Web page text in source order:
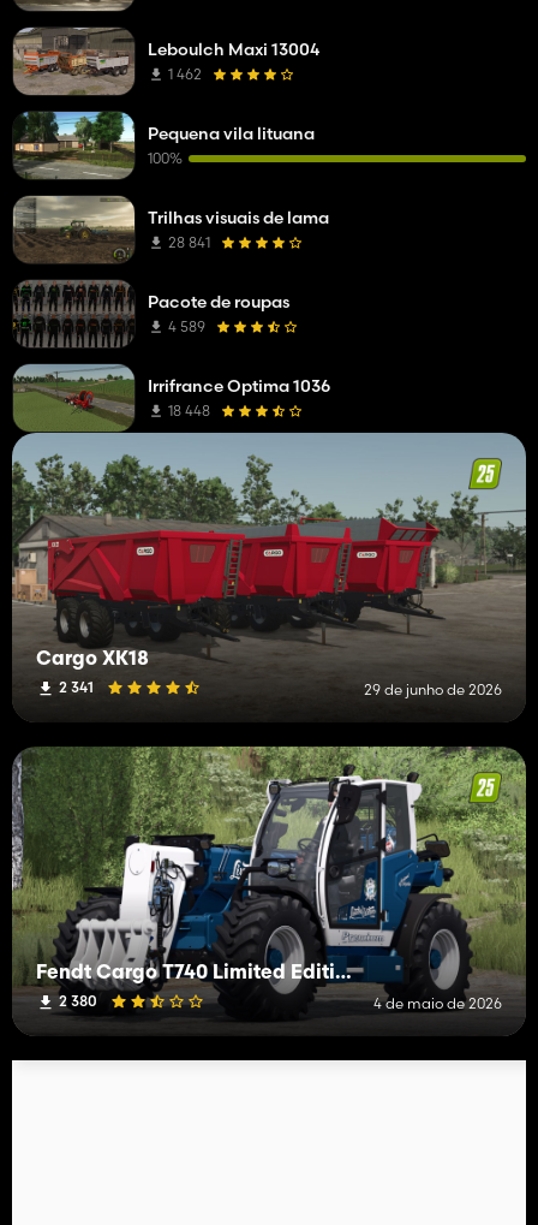
Cargo XK18
2 341 29 de junho de 2026
Fendt Cargo T740 Limited Edition
2 380 4 de maio de 2026
Leboulch Maxi 13004
1 462
Pequena vila lituana
100%
Trilhas visuais de lama
28 841
Pacote de roupas
4 589
Irrifrance Optima 1036
18 448